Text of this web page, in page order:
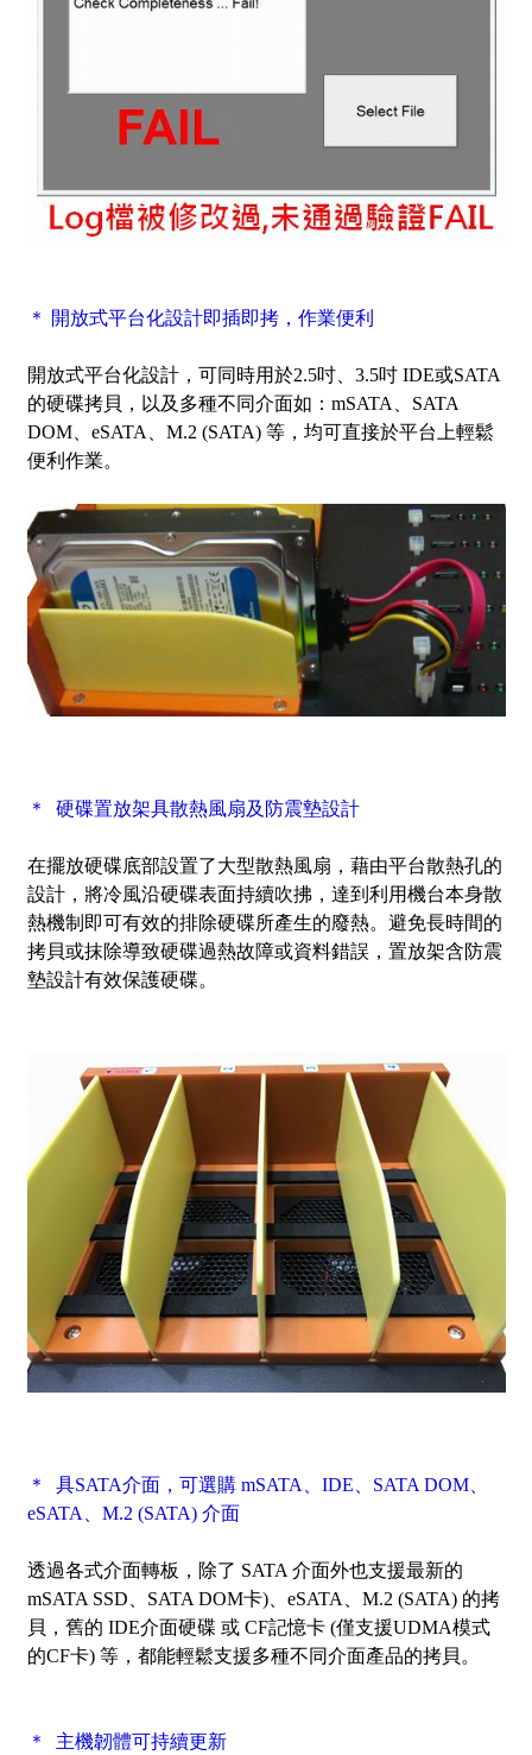
＊ 開放式平台化設計即插即拷，作業便利
開放式平台化設計，可同時用於2.5吋、3.5吋 IDE或SATA
的硬碟拷貝，以及多種不同介面如：mSATA、SATA
DOM、eSATA、M.2 (SATA) 等，均可直接於平台上輕鬆
便利作業。
＊ 硬碟置放架具散熱風扇及防震墊設計
在擺放硬碟底部設置了大型散熱風扇，藉由平台散熱孔的
設計，將冷風沿硬碟表面持續吹拂，達到利用機台本身散
熱機制即可有效的排除硬碟所產生的廢熱。避免長時間的
拷貝或抹除導致硬碟過熱故障或資料錯誤，置放架含防震
墊設計有效保護硬碟。
＊
具SATA介面，可選購 mSATA、IDE、SATA DOM、
eSATA、M.2 (SATA) 介面
透過各式介面轉板，除了 SATA 介面外也支援最新的
mSATA SSD、SATA DOM卡)、eSATA、M.2 (SATA) 的拷
貝，舊的 IDE介面硬碟 或 CF記憶卡 (僅支援UDMA模式
的CF卡) 等，都能輕鬆支援多種不同介面產品的拷貝 。
＊ 主機韌體可持續更新